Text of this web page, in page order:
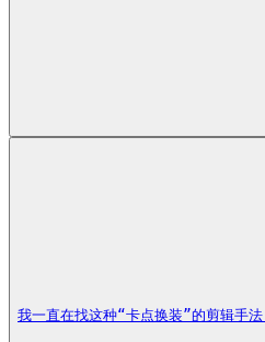
我一直在找这种“卡点换装”的剪辑